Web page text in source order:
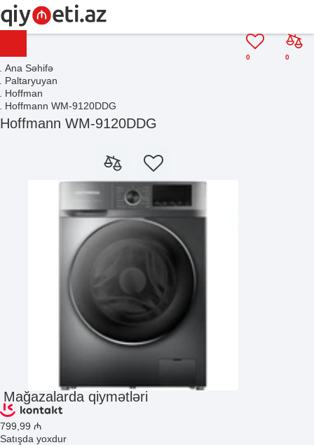
0
0
Ana Səhifə
Paltaryuyan
Hoffman
Hoffmann WM-9120DDG
Hoffmann WM-9120DDG
Mağazalarda qiymətləri
799 ,99 ₼
Satışda yoxdur